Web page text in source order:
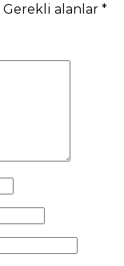
Gerekli alanlar *